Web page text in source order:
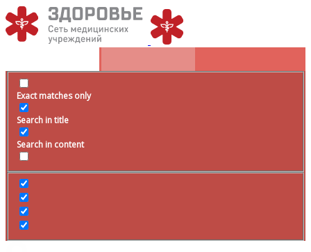
Exact matches only
Search in title
Search in content